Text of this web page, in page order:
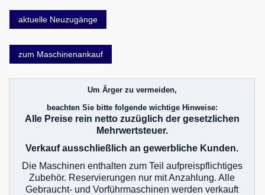
Brikettpresse & Hacker
Eisstrahlanlagen
Fräsmaschinen
Grill und Barbecue
Hobelmaschinen
Kaffeemaschinen
Kantenanleimmaschinen
aktuelle Neuzugänge
zum Maschinenankauf
Um Ärger zu vermeiden,
beachten Sie bitte folgende wichtige Hinweise:
Alle Preise rein netto zuzüglich der gesetzlichen
Mehrwertsteuer.
Verkauf ausschließlich an gewerbliche Kunden.
Die Maschinen enthalten zum Teil aufpreispflichtiges
Zubehör. Reservierungen nur mit Anzahlung. Alle
Gebraucht- und Vorführmaschinen werden verkauft